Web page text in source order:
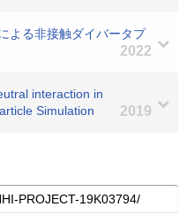
よる非接触ダイバータプ
2022
interaction in
Simulation
2019